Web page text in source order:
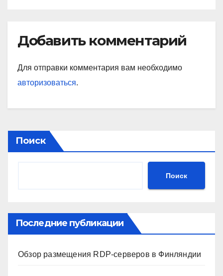
Добавить комментарий
Для отправки комментария вам необходимо
авторизоваться.
Поиск
Поиск
Последние публикации
Обзор размещения RDP-серверов в Финляндии